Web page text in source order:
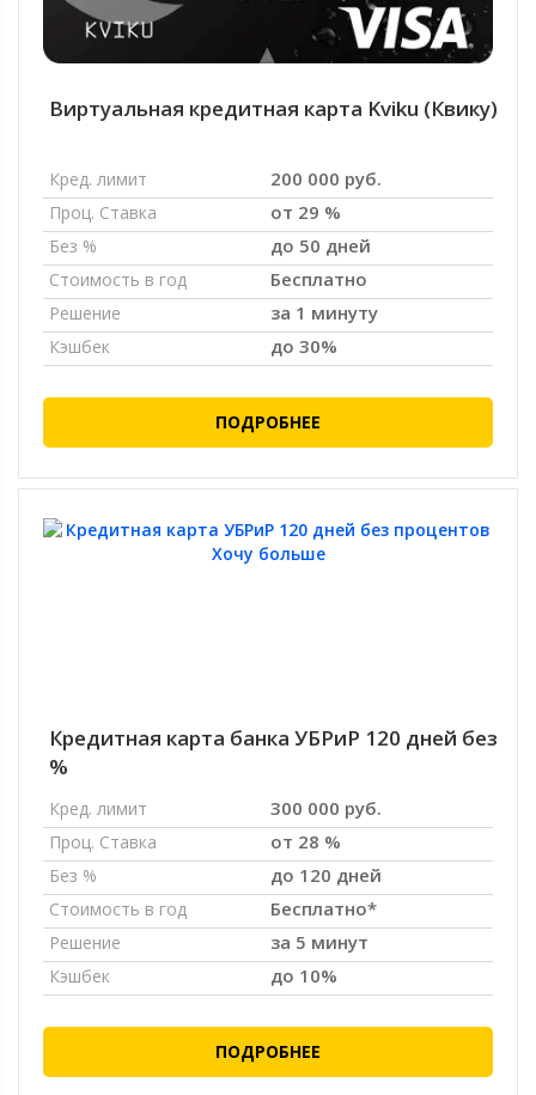
Виртуальная кредитная карта Kviku (Квику)
Кред. лимит 200 000 руб.
Проц. Ставка от 29 %
Без % до 50 дней
Стоимость в год Бесплатно
Решение за 1 минуту
Кэшбек до 30%
ПОДРОБНЕЕ
Кредитная карта банка УБРиР 120 дней без
%
Кред. лимит 300 000 руб.
Проц. Ставка от 28 %
Без % до 120 дней
Стоимость в год Бесплатно*
Решение за 5 минут
Кэшбек до 10%
ПОДРОБНЕЕ